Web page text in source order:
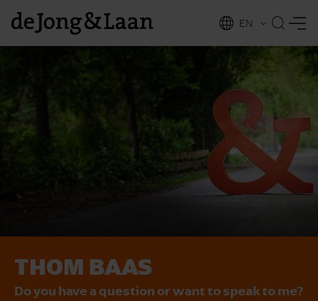
EN
NL
THOM BAAS
Do you have a question or want to speak to me?